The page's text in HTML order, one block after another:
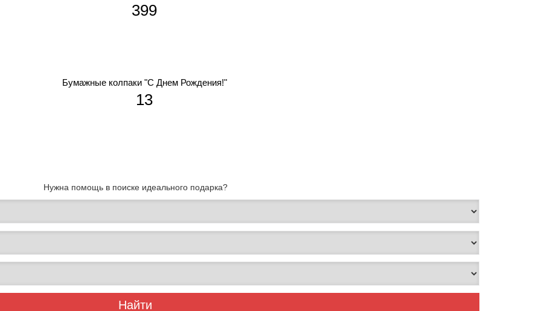
399
Бумажные колпаки "С Днем Рождения!"
13
Нужна помощь в поиске идеального подарка?